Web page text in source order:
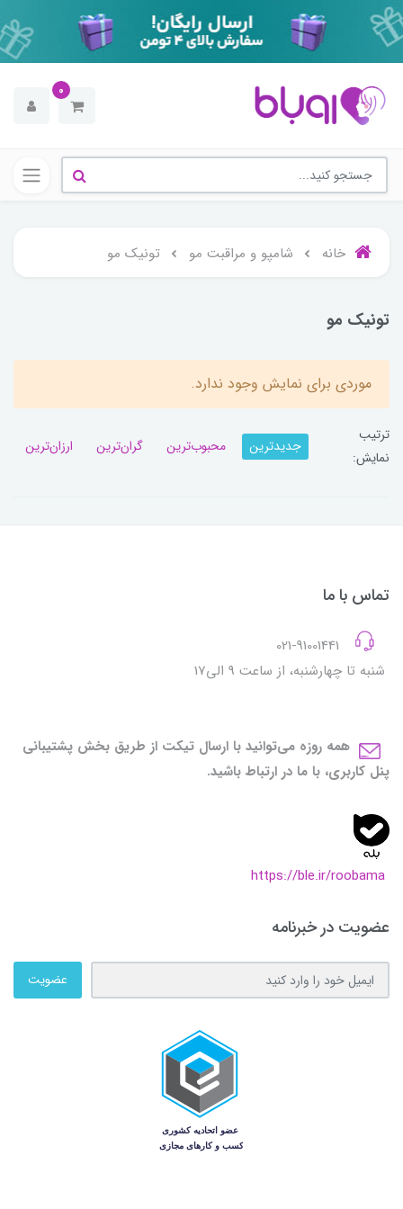
0
خانه شامپو و مراقبت مو تونیک مو
تونیک مو
موردی برای نمایش وجود ندارد.
ترتیب
نمایش:
جدیدترین محبوب‌ترین گران‌ترین ارزان‌ترین
تماس با ما
شنبه تا چهارشنبه، از ساعت 9 الی17
همه روزه می‌توانید با ارسال تیکت از طریق بخش پشتیبانی
پنل کاربری، با ما در ارتباط باشید.
https://ble.ir/roobama
عضویت در خبرنامه
عضویت